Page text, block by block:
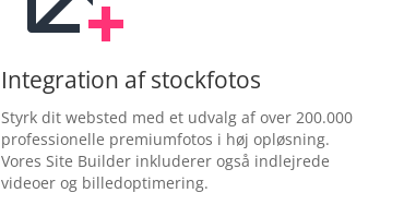
Integration af stockfotos
Styrk dit websted med et udvalg af over 200.000
professionelle premiumfotos i høj opløsning.
Vores Site Builder inkluderer også indlejrede
videoer og billedoptimering.